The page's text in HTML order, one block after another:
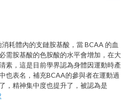
耗體內的支鏈胺基酸，當 BCAA 的血
需胺基酸的色胺酸的水平會增加，在大
素，這是目前學界認為身體因運動時產
也表名，補充BCAA的參與者在運動過
，精神集中度也提升了，被認為是